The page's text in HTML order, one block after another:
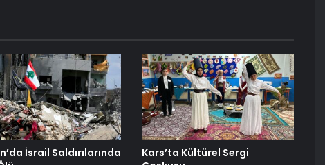
İsrail Saldırılarında
Kars’ta Kültürel Sergi